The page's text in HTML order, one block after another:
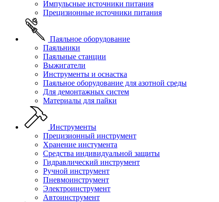
Импульсные источники питания
Прецизионные источники питания
Паяльное оборудование
Паяльники
Паяльные станции
Выжигатели
Инструменты и оснастка
Паяльное оборудование для азотной среды
Для демонтажных систем
Материалы для пайки
Инструменты
Прецизионный инструмент
Хранение инстумента
Средства индивидуальной защиты
Гидравлический инструмент
Ручной инструмент
Пневмоинструмент
Электроинструмент
Автоинструмент